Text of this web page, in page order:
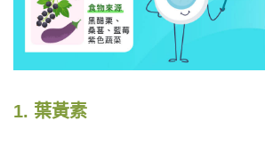
1. 葉黃素